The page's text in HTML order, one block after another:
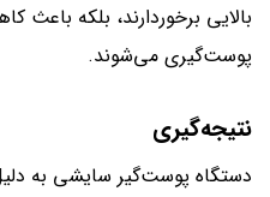
بالایی برخوردارند، بلکه
پوست‌گیری می‌شوند.
نتیجه‌گیری
دستگاه پوست‌گیر سایشی به